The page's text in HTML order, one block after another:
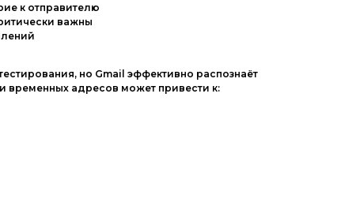
к отправителю
важны
но Gmail эффективно распознаёт
временных адресов может привести к: